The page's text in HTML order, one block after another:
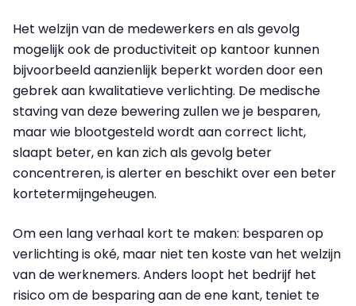
Het welzijn van de medewerkers en als gevolg
mogelijk ook de productiviteit op kantoor kunnen
bijvoorbeeld aanzienlijk beperkt worden door een
gebrek aan kwalitatieve verlichting. De medische
staving van deze bewering zullen we je besparen,
maar wie blootgesteld wordt aan correct licht,
slaapt beter, en kan zich als gevolg beter
concentreren, is alerter en beschikt over een beter
kortetermijngeheugen.
Om een lang verhaal kort te maken: besparen op
verlichting is oké, maar niet ten koste van het welzijn
van de werknemers. Anders loopt het bedrijf het
risico om de besparing aan de ene kant, teniet te